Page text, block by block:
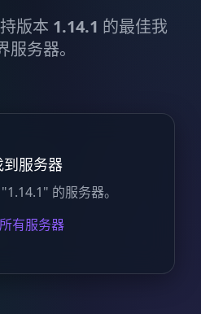
版本 1.14.1 的最佳我
服务器。
到服务器
的服务器。
有服务器